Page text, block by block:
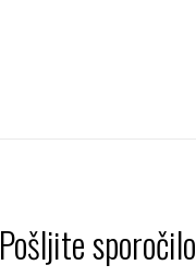
Pošljite sporočilo